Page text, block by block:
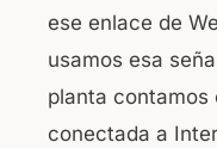
ese enlace de
usamos esa
planta contamos
conectada a